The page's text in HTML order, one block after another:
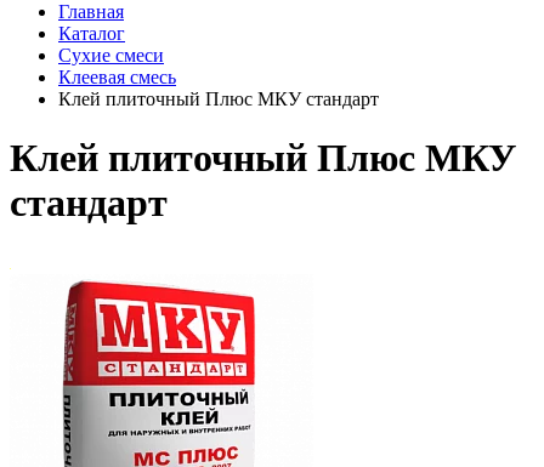
Главная
Каталог
Сухие смеси
Клеевая смесь
Клей плиточный Плюс МКУ стандарт
Клей плиточный Плюс МКУ
стандарт